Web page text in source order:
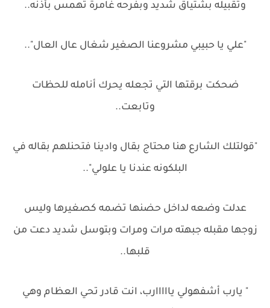
وتقبيله بشتياق شديد وبفرحه غامرة تهمس بأذنه..
"علي يا حبيبي مشروعنا الصغير شغال عال العال"..
ضحكت برقتها التي تجعله يحرك أنامله للحظات
وتابعت..
"قولتلك الشارع هنا محتاج بقال وادينا فتحنلهم بقاله في
البلكونه عندنا يا علولي"..
عدلت وضعه لداخل حضنها تضمه كصغيرها وليس
زوجها مقبله جبهته مرات ومرات وبتوسل شديد دعت من
قلبها..
" يارب أشفهولي يااااارب، انت قادر تحي العظام وهي